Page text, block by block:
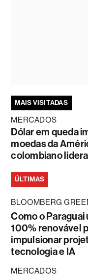
MAIS VISITADAS
MERCADOS
Dólar em queda
moedas da
colombiano
ÚLTIMAS
BLOOMBERG
Como o Paraguai
100% renovável
impulsionar
tecnologia e IA
MERCADOS